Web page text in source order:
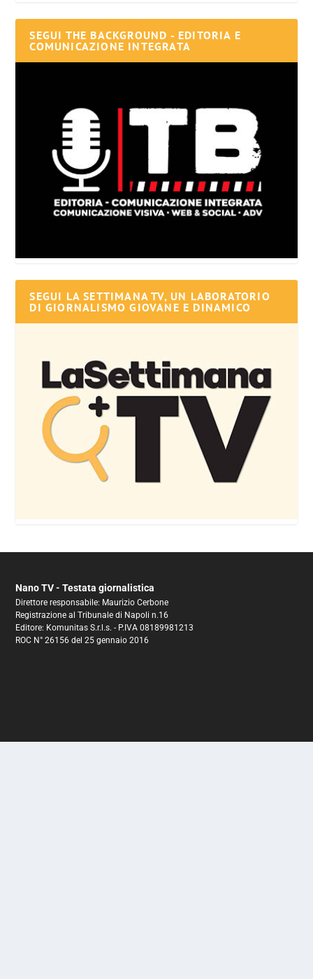
SEGUI THE BACKGROUND - EDITORIA E
COMUNICAZIONE INTEGRATA
SEGUI LA SETTIMANA TV, UN LABORATORIO
DI GIORNALISMO GIOVANE E DINAMICO
Nano TV - Testata giornalistica
Direttore responsabile: Maurizio Cerbone
Registrazione al Tribunale di Napoli n.16
Editore: Komunitas S.r.l.s. - P.IVA 08189981213
ROC N° 26156 del 25 gennaio 2016